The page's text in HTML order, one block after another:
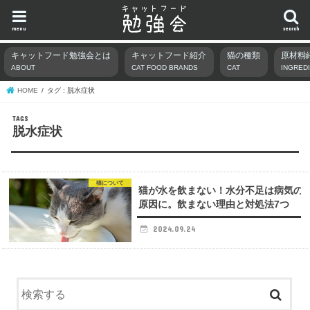
search
menu
キャットフード勉強会とは
ABOUT
キャットフード紹介
CAT FOOD BRANDS
猫の種類
CAT
原材料
HOME タグ : 脱水症状
脱水症状
猫について
猫が水を飲まない！水分不足は病気の
原因に。飲まない理由と対処法7つ
2024.09.24